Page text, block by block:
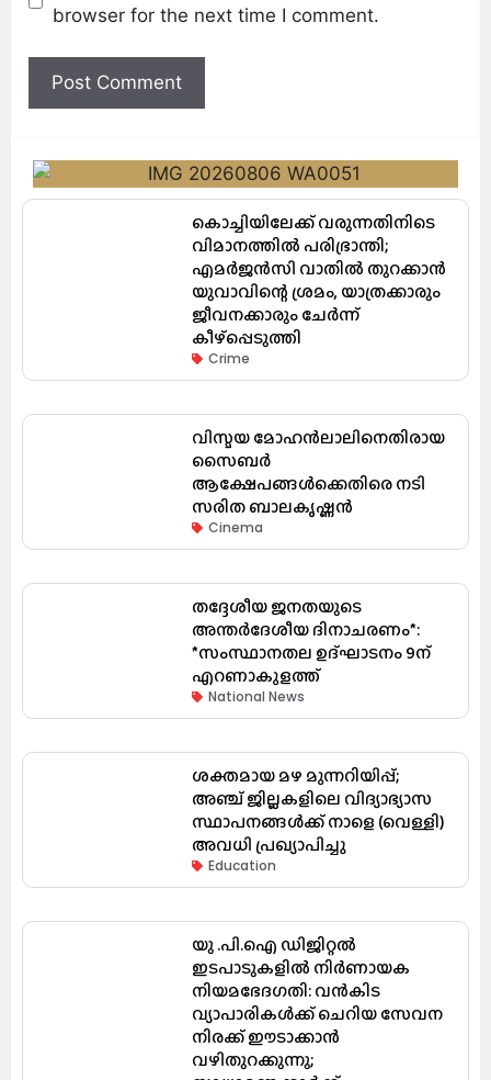
browser for the next time I comment.
കൊച്ചിയിലേക്ക് വരുന്നതിനിടെ
വിമാനത്തിൽ പരിഭ്രാന്തി;
എമർജൻസി വാതിൽ തുറക്കാൻ
യുവാവിന്റെ ശ്രമം, യാത്രക്കാരും
ജീവനക്കാരും ചേർന്ന്
കീഴ്പ്പെടുത്തി
Crime
വിസ്മയ മോഹൻലാലിനെതിരായ
സൈബർ
ആക്ഷേപങ്ങൾക്കെതിരെ നടി
സരിത ബാലകൃഷ്ണൻ
Cinema
തദ്ദേശീയ ജനതയുടെ
അന്തർദേശീയ ദിനാചരണം*:
*സംസ്ഥാനതല ഉദ്ഘാടനം 9ന്
എറണാകുളത്ത്
National News
ശക്തമായ മഴ മുന്നറിയിപ്പ്;
അഞ്ച് ജില്ലകളിലെ വിദ്യാഭ്യാസ
സ്ഥാപനങ്ങൾക്ക് നാളെ (വെള്ളി)
അവധി പ്രഖ്യാപിച്ചു
Education
യു .പി.ഐ ഡിജിറ്റൽ
ഇടപാടുകളിൽ നിർണായക
നിയമഭേദഗതി: വൻകിട
വ്യാപാരികൾക്ക് ചെറിയ സേവന
നിരക്ക് ഈടാക്കാൻ
വഴിതുറക്കുന്നു;